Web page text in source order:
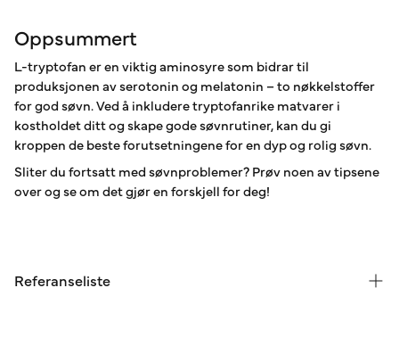
Oppsummert
L-tryptofan er en viktig aminosyre som bidrar til
produksjonen av serotonin og melatonin – to nøkkelstoffer
for god søvn. Ved å inkludere tryptofanrike matvarer i
kostholdet ditt og skape gode søvnrutiner, kan du gi
kroppen de beste forutsetningene for en dyp og rolig søvn.
Sliter du fortsatt med søvnproblemer? Prøv noen av tipsene
over og se om det gjør en forskjell for deg!
Referanseliste